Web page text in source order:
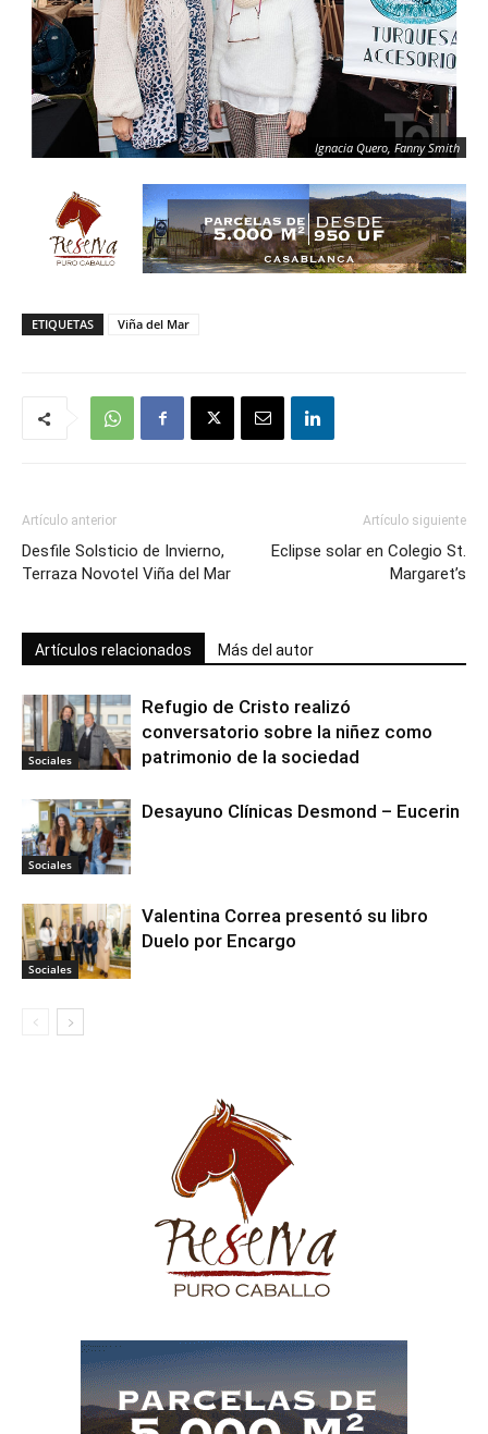
Ignacia Quero, Fanny Smith
ETIQUETAS Viña del Mar
Artículo anterior
Desfile Solsticio de Invierno,
Terraza Novotel Viña del Mar
Artículo siguiente
Eclipse solar en Colegio St.
Margaret’s
Artículos relacionados Más del autor
Sociales
Refugio de Cristo realizó
conversatorio sobre la niñez como
patrimonio de la sociedad
Sociales
Desayuno Clínicas Desmond – Eucerin
Sociales
Valentina Correa presentó su libro
Duelo por Encargo